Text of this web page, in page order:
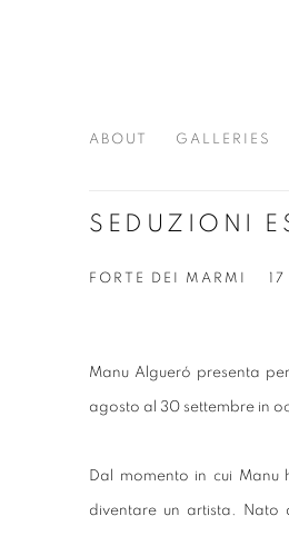
ABOUT GALLERIES
SEDUZIONI
FORTE DEI MARMI
Manu Algueró presenta
agosto al 30 settembre in
Dal momento in cui Manu
diventare un artista. Nato